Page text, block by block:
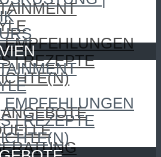
EMPFEHLUNGEN
| REZEPTE
EMPFEHLUNGEN
| REZEPTE